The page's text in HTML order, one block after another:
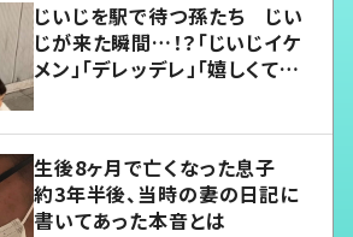
じいじを駅で待つ孫たち じい
じが来た瞬間…！？「じいじイケ
メン」「デレッデレ」「嬉しくて可
生後8ヶ月で亡くなった息子
約3年半後、当時の妻の日記に
書いてあった本音とは